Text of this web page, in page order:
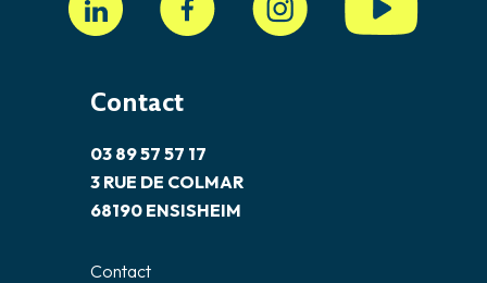
Contact
03 89 57 57 17
3 RUE DE COLMAR
68190 ENSISHEIM
Contact